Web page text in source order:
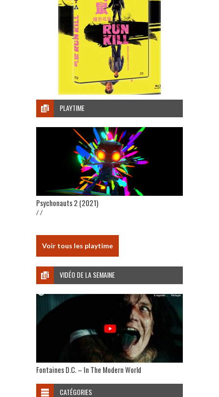
PLAYTIME
Psychonauts 2 (2021)
/ /
Voir tous les playtime
VIDÉO DE LA SEMAINE
Fontaines D.C. – In The Modern World
CATÉGORIES